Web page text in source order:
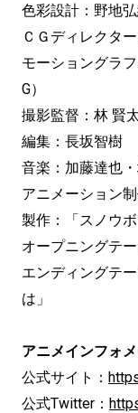
色彩設計：野地
ＣＧディレクタ
モーショングラ
G）
撮影監督：林 賢
編集：長坂智樹
音楽：加藤達也
アニメーション
製作：「スノウ
オープニングテ
エンディングテ
は」
アニメインフォ
公式サイト：
公式Twitter：